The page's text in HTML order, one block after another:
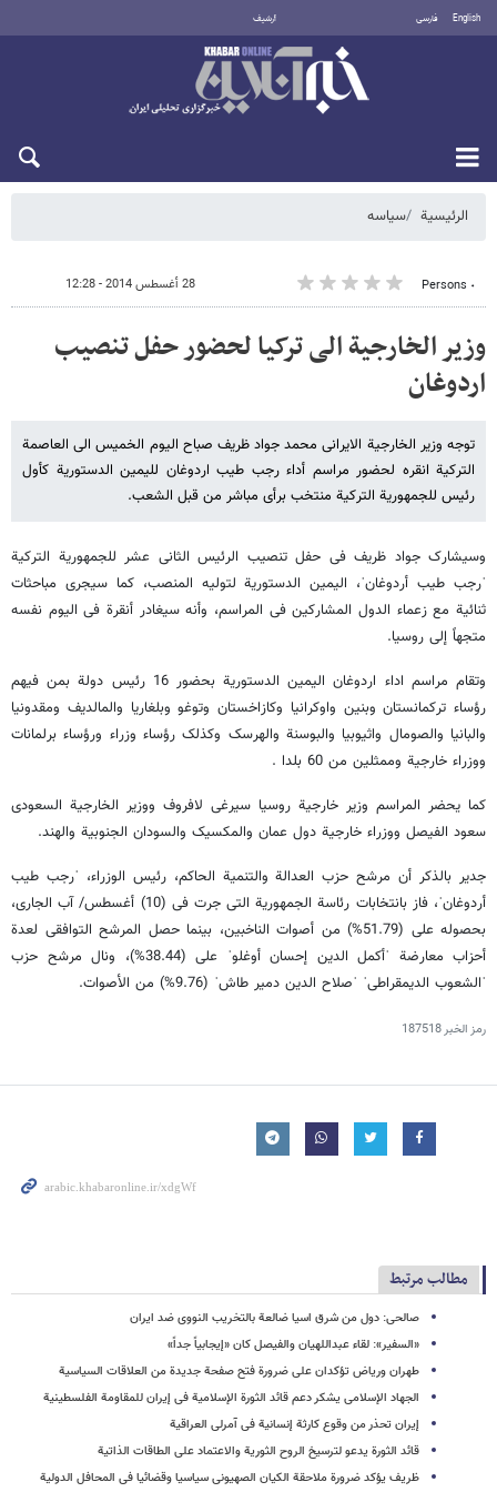
English فارسی أرشيف
الرئيسية سیاسه
٠ Persons 28 أغسطس 2014 - 12:28
وزیر الخارجیة الی ترکیا لحضور حفل تنصیب
اردوغان
توجه وزیر الخارجیة الایرانی محمد جواد ظریف صباح الیوم الخمیس الی العاصمة
الترکیة انقره لحضور مراسم أداء رجب طیب اردوغان للیمین الدستوریة کأول
رئیس للجمهوریة الترکیة منتخب برأی مباشر من قبل الشعب.
وسیشارک جواد ظریف فی حفل تنصیب الرئیس الثانی عشر للجمهوریة الترکیة
ˈرجب طیب أردوغانˈ، الیمین الدستوریة لتولیه المنصب، کما سیجری مباحثات
ثنائیة مع زعماء الدول المشارکین فی المراسم، وأنه سیغادر أنقرة فی الیوم نفسه
متجهاً إلی روسیا.
وتقام مراسم اداء اردوغان الیمین الدستوریة بحضور 16 رئیس دولة بمن فیهم
رؤساء ترکمانستان وبنین واوکرانیا وکازاخستان وتوغو وبلغاریا والمالدیف ومقدونیا
والبانیا والصومال واثیوبیا والبوسنة والهرسک وکذلک رؤساء وزراء ورؤساء برلمانات
ووزراء خارجیة وممثلین من 60 بلدا .
کما یحضر المراسم وزیر خارجیة روسیا سیرغی لافروف ووزیر الخارجیة السعودی
سعود الفیصل ووزراء خارجیة دول عمان والمکسیک والسودان الجنوبیة والهند.
جدیر بالذکر أن مرشح حزب العدالة والتنمیة الحاکم، رئیس الوزراء، ˈرجب طیب
أردوغانˈ، فاز بانتخابات رئاسة الجمهوریة التی جرت فی (10) أغسطس/ آب الجاری،
بحصوله علی (51.79%) من أصوات الناخبین، بینما حصل المرشح التوافقی لعدة
أحزاب معارضة ˈأکمل الدین إحسان أوغلوˈ علی (38.44%)، ونال مرشح حزب
ˈالشعوب الدیمقراطیˈ ˈصلاح الدین دمیر طاشˈ (9.76%) من الأصوات.
رمز الخبر187518
مطالب مرتبط
صالحی: دول من شرق اسیا ضالعة بالتخریب النووی ضد ایران
«السفیر»: لقاء عبداللهیان والفیصل کان «إیجابیاً جداً»
طهران وریاض تؤکدان علی ضرورة فتح صفحة جدیدة من العلاقات السیاسیة
الجهاد الإسلامی یشکر دعم قائد الثورة الإسلامیة فی إیران للمقاومة الفلسطینیة
إیران تحذر من وقوع کارثة إنسانیة فی آمرلی العراقیة
قائد الثورة یدعو لترسیخ الروح الثوریة والاعتماد على الطاقات الذاتیة
ظریف یؤکد ضرورة ملاحقة الکیان الصهیونی سیاسیا وقضائیا فی المحافل الدولیة